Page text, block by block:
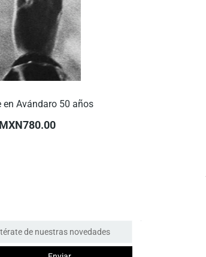
en Avándaro 50 años
MXN780.00
Entérate de nuestras novedades